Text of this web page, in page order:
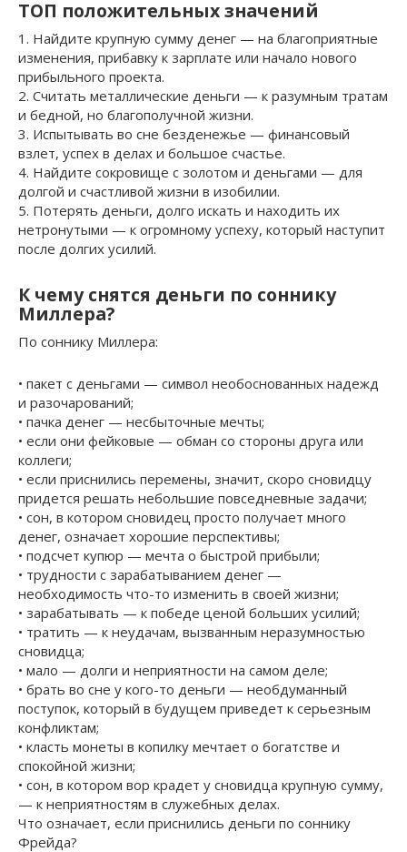
ТОП положительных значений
1. Найдите крупную сумму денег — на благоприятные
изменения, прибавку к зарплате или начало нового
прибыльного проекта.
2. Считать металлические деньги — к разумным тратам
и бедной, но благополучной жизни.
3. Испытывать во сне безденежье — финансовый
взлет, успех в делах и большое счастье.
4. Найдите сокровище с золотом и деньгами — для
долгой и счастливой жизни в изобилии.
5. Потерять деньги, долго искать и находить их
нетронутыми — к огромному успеху, который наступит
после долгих усилий.
К чему снятся деньги по соннику
Миллера?
По соннику Миллера:
• пакет с деньгами — символ необоснованных надежд
и разочарований;
• пачка денег — несбыточные мечты;
• если они фейковые — обман со стороны друга или
коллеги;
• если приснились перемены, значит, скоро сновидцу
придется решать небольшие повседневные задачи;
• сон, в котором сновидец просто получает много
денег, означает хорошие перспективы;
• подсчет купюр — мечта о быстрой прибыли;
• трудности с зарабатыванием денег —
необходимость что-то изменить в своей жизни;
• зарабатывать — к победе ценой больших усилий;
• тратить — к неудачам, вызванным неразумностью
сновидца;
• мало — долги и неприятности на самом деле;
• брать во сне у кого-то деньги — необдуманный
поступок, который в будущем приведет к серьезным
конфликтам;
• класть монеты в копилку мечтает о богатстве и
спокойной жизни;
• сон, в котором вор крадет у сновидца крупную сумму,
— к неприятностям в служебных делах.
Что означает, если приснились деньги по соннику
Фрейда?